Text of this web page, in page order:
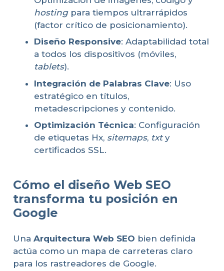
hostingpara tiempos ultrarrápidos
(factor crítico de posicionamiento).
Diseño Responsive: Adaptabilidad total
a todos los dispositivos (móviles,
tablets).
Integración de Palabras Clave: Uso
estratégico en títulos,
metadescripciones y contenido.
Optimización Técnica: Configuración
de etiquetas Hx, sitemaps, txty
certificados SSL.
Cómo el diseño Web SEO
transforma tu posición en
Google
Una Arquitectura Web SEO bien definida
actúa como un mapa de carreteras claro
para los rastreadores de Google.